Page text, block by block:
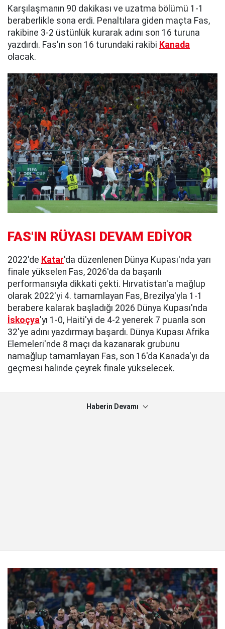
Karşılaşmanın 90 dakikası ve uzatma bölümü 1-1
beraberlikle sona erdi. Penaltılara giden maçta Fas,
rakibine 3-2 üstünlük kurarak adını son 16 turuna
yazdırdı. Fas'ın son 16 turundaki rakibi Kanada
olacak.
FAS'IN RÜYASI DEVAM EDİYOR
2022'de Katar'da düzenlenen Dünya Kupası'nda yarı
finale yükselen Fas, 2026'da da başarılı
performansıyla dikkati çekti. Hırvatistan'a mağlup
olarak 2022'yi 4. tamamlayan Fas, Brezilya'yla 1-1
berabere kalarak başladığı 2026 Dünya Kupası'nda
İskoçya'yı 1-0, Haiti'yi de 4-2 yenerek 7 puanla son
32'ye adını yazdırmayı başardı. Dünya Kupası Afrika
Elemeleri'nde 8 maçı da kazanarak grubunu
namağlup tamamlayan Fas, son 16'da Kanada'yı da
geçmesi halinde çeyrek finale yükselecek.
Haberin Devamı